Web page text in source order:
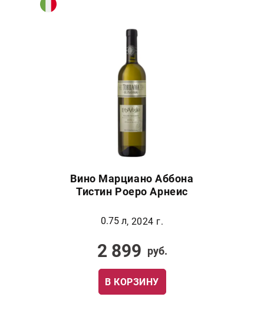
Вино Марциано Аббона
Тистин Роеро Арнеис
0.75 л, 2024 г.
2 899 руб.
В КОРЗИНУ